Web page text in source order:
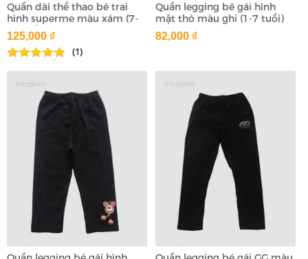
Quần dài thể thao bé trai
hình superme màu xám (7-
11 tuổi)
125,000 ₫
(1)
Quần legging bé gái hình
mặt thỏ màu ghi (1-7 tuổi)
82,000 ₫